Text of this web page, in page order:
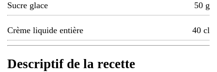
Sucre glace 50 g
Crème liquide entière 40 cl
Descriptif de la recette